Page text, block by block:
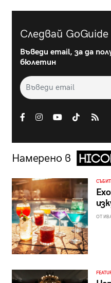
Следвай GoGuide
Въведи email, за да
бюлетин
Намерено в
ОТ